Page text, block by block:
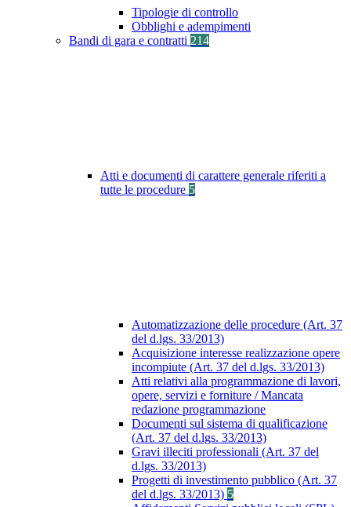
Tipologie di controllo
Obblighi e adempimenti
Bandi di gara e contratti 214
Atti e documenti di carattere generale riferiti a
tutte le procedure 5
Automatizzazione delle procedure (Art. 37
del d.lgs. 33/2013)
Acquisizione interesse realizzazione opere
incompiute (Art. 37 del d.lgs. 33/2013)
Atti relativi alla programmazione di lavori,
opere, servizi e forniture / Mancata
redazione programmazione
Documenti sul sistema di qualificazione
(Art. 37 del d.lgs. 33/2013)
Gravi illeciti professionali (Art. 37 del
d.lgs. 33/2013)
Progetti di investimento pubblico (Art. 37
del d.lgs. 33/2013) 5